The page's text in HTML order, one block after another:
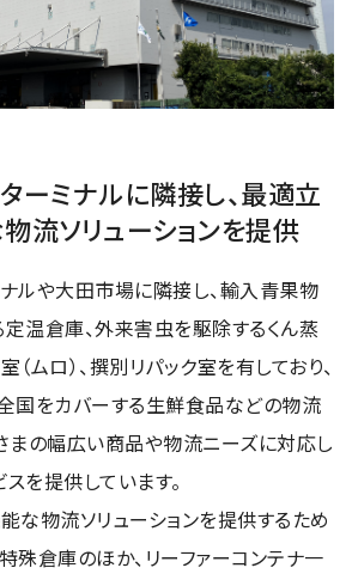
ーミナルに隣接し、最適立
流ソリューションを提供
ルや大田市場に隣接し、輸入青果物
温倉庫、外来害虫を駆除するくん蒸
ムロ）、撰別リパック室を有しており、
国をカバーする生鮮食品などの物流
まの幅広い商品や物流ニーズに対応し
を提供しています。
な物流ソリューションを提供するため
殊倉庫のほか、リーファーコンテナ一